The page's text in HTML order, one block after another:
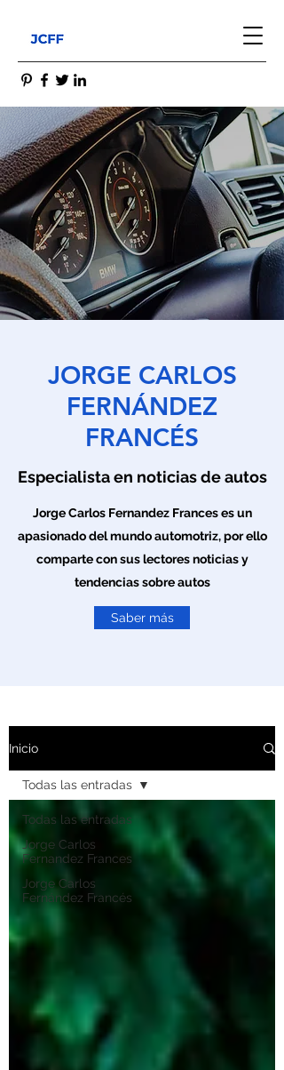
JORGE CARLOS
FERNÁNDEZ
FRANCÉS
Especialista en noticias de autos
Jorge Carlos Fernandez Frances es un
apasionado del mundo automotriz, por ello
comparte con sus lectores noticias y
tendencias sobre autos
Saber más
Inicio
Todas las entradas
Jorge Carlos
Fernandez Frances
Jorge Carlos
Fernández Francés
Todas las entradas